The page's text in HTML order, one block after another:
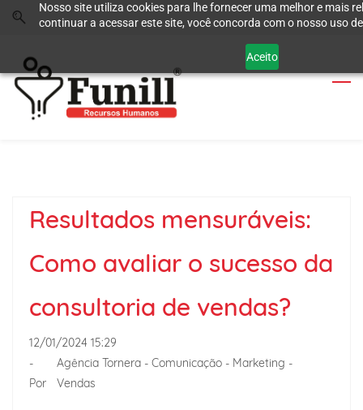
Nosso site utiliza cookies para lhe fornecer uma melhor e mais
continuar a acessar este site, você concorda com o nosso uso
Aceito
Skip
search
Skip
main
content
Resultados mensuráveis:
Como avaliar o sucesso da
consultoria de vendas?
12/01/2024 15:29
-
Por
Agência Tornera - Comunicação - Marketing -
Vendas